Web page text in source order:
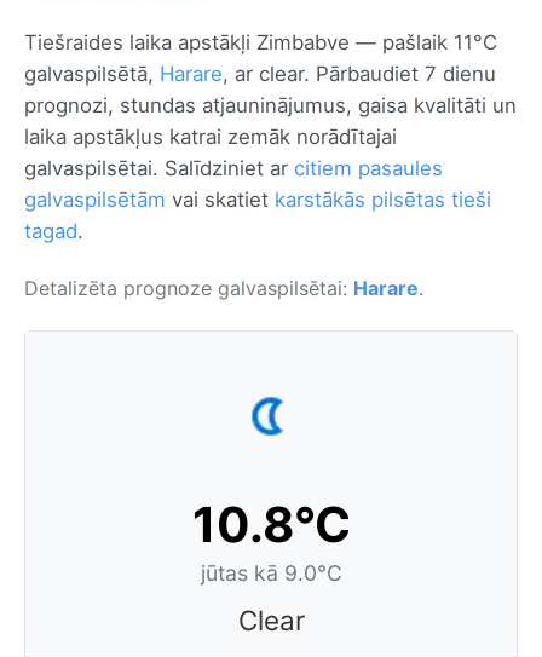
Tiešraides laika apstākļi Zimbabve — pašlaik 11°C
galvaspilsētā, Harare, ar clear. Pārbaudiet 7 dienu
prognozi, stundas atjauninājumus, gaisa kvalitāti un
laika apstākļus katrai zemāk norādītajai
galvaspilsētai. Salīdziniet ar citiem pasaules
galvaspilsētām vai skatiet karstākās pilsētas tieši
tagad.
Detalizēta prognoze galvaspilsētai: Harare.
10.8°C
jūtas kā 9.0°C
Clear